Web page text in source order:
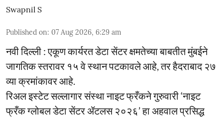
Swapnil S
Published on: 07 Aug 2026, 6:29 am
नवी दिल्ली : एकूण कार्यरत डेटा सेंटर क्षमतेच्या बाबतीत मुंबईने
जागतिक स्तरावर १५ वे स्थान पटकावले आहे, तर हैदराबाद २७
व्या क्रमांकावर आहे.
रिअल इस्टेट सल्लागार संस्था नाइट फ्रँकने गुरुवारी ‘नाइट
फ्रँक ग्लोबल डेटा सेंटर ॲटलस २०२६’ हा अहवाल प्रसिद्ध